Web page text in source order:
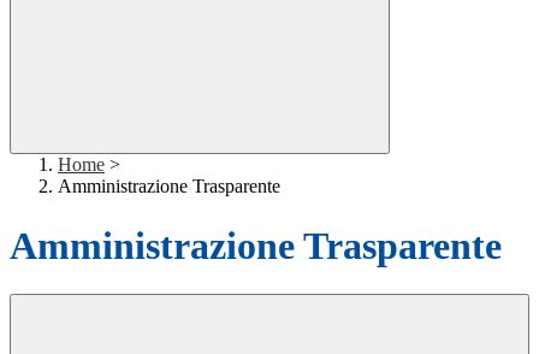
Home >
Amministrazione Trasparente
Amministrazione Trasparente